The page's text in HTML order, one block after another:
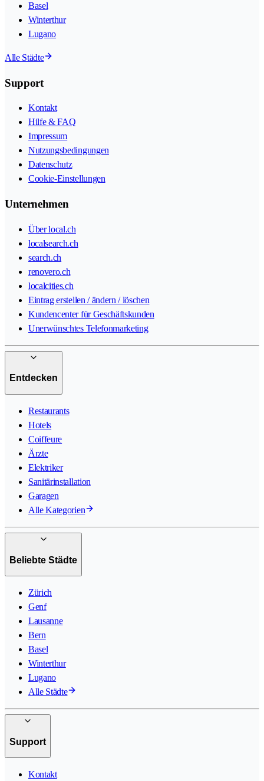
Basel
Winterthur
Lugano
Alle Städte
Support
Kontakt
Hilfe & FAQ
Impressum
Nutzungsbedingungen
Datenschutz
Cookie-Einstellungen
Unternehmen
Über local.ch
localsearch.ch
search.ch
renovero.ch
localcities.ch
Eintrag erstellen / ändern / löschen
Kundencenter für Geschäftskunden
Unerwünschtes Telefonmarketing
Entdecken
Restaurants
Hotels
Coiffeure
Ärzte
Elektriker
Sanitärinstallation
Garagen
Alle Kategorien
Beliebte Städte
Zürich
Genf
Lausanne
Bern
Basel
Winterthur
Lugano
Alle Städte
Support
Kontakt